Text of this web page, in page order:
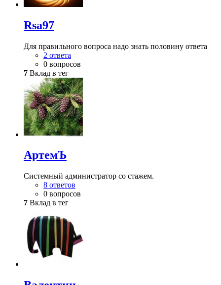
Rsa97
Для правильного вопроса надо знать половину ответа
2 ответа
0 вопросов
7 Вклад в тег
АртемЪ
Системный администратор со стажем.
8 ответов
0 вопросов
7 Вклад в тег